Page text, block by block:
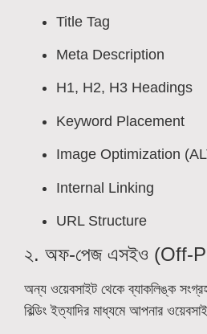
Title Tag
Meta Description
H1, H2, H3 Headings
Keyword Placement
Image Optimization
Internal Linking
URL Structure
২. অফ-পেজ এসইও (Off-
অন্য ওয়েবসাইট থেকে ব্যাকলিঙ্ক
বিল্ডিং ইত্যাদির মাধ্যমে আপনার